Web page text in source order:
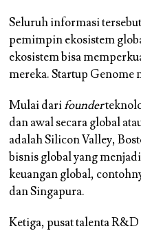
Seluruh informasi
pemimpin ekosistem
ekosistem bisa
mereka. Startup Genome
Mulai darifounder
dan awal secara global
adalah Silicon Valley,
bisnis global yang
keuangan global,
dan Singapura.
Ketiga, pusat talenta